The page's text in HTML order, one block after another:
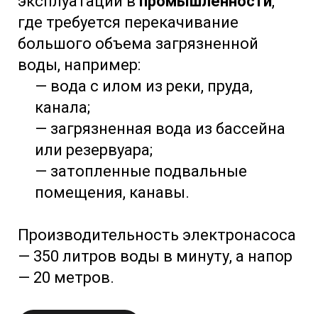
где требуется перекачивание
большого объема загрязненной
воды, например:
— вода с илом из реки, пруда,
канала;
— загрязненная вода из бассейна
или резервуара;
— затопленные подвальные
помещения, канавы.
Производительность электронасоса
— 350 литров воды в минуту, а напор
— 20 метров.